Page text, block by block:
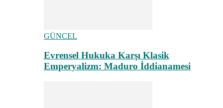
GÜNCEL
Evrensel Hukuka Karşı Klasik
Emperyalizm: Maduro İddianamesi